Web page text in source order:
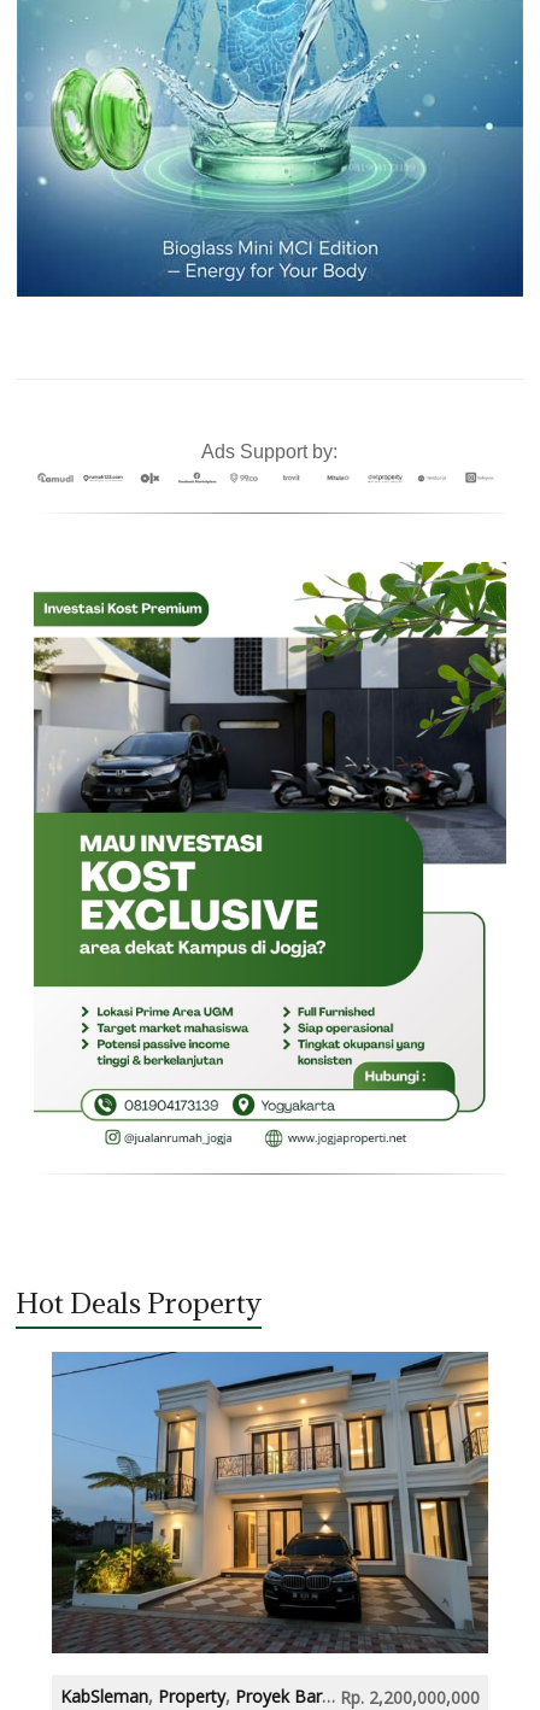
Ads Support by:
Hot Deals Property
KabSleman, Property, Proyek Baru ,Rumah diatas 2M,
Rp. 2,200,000,000